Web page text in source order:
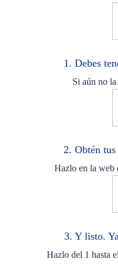
1. Debes
Si aún no la
2. Obtén
Hazlo en la
3. Y listo.
Hazlo del 1 hasta